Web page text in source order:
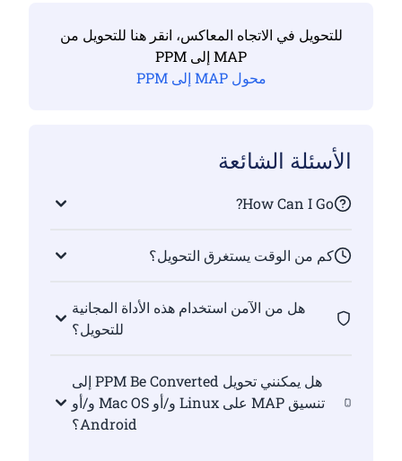
للتحويل في الاتجاه المعاكس، انقر هنا للتحويل من
MAP إلى PPM
محول MAP إلى PPM
الأسئلة الشائعة
How Can I Go?
كم من الوقت يستغرق التحويل؟
هل من الآمن استخدام هذه الأداة المجانية
للتحويل؟
هل يمكنني تحويل PPM Be Converted إلى
تنسيق MAP على Linux و/أو Mac OS و/أو
Android؟